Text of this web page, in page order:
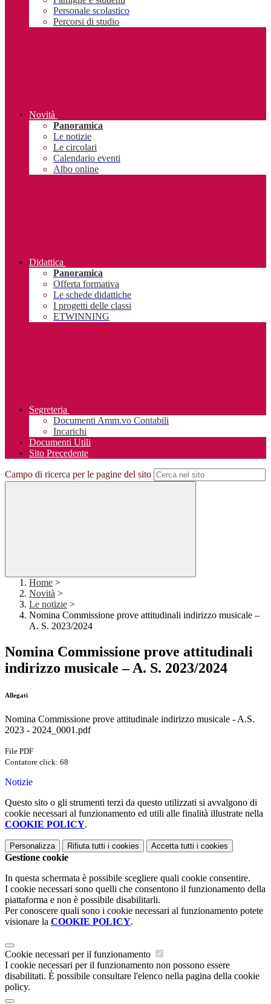
Personale scolastico
Percorsi di studio
Novità
Panoramica
Le notizie
Le circolari
Calendario eventi
Albo online
Didattica
Panoramica
Offerta formativa
Le schede didattiche
I progetti delle classi
ETWINNING
Segreteria
Documenti Amm.vo Contabili
Incarichi
Documenti Utili
Sito Precedente
Campo di ricerca per le pagine del sito
Home >
Novità >
Le notizie >
Nomina Commissione prove attitudinali indirizzo musicale –
A. S. 2023/2024
Nomina Commissione prove attitudinali
indirizzo musicale – A. S. 2023/2024
Allegati
Nomina Commissione prove attitudinale indirizzo musicale - A.S.
2023 - 2024_0001.pdf
File PDF
Contatore click: 68
Notizie
Questo sito o gli strumenti terzi da questo utilizzati si avvalgono di
cookie necessari al funzionamento ed utili alle finalità illustrate nella
COOKIE POLICY.
Personalizza Rifiuta tutti i cookies Accetta tutti i cookies
Gestione cookie
In questa schermata è possibile scegliere quali cookie consentire.
I cookie necessari sono quelli che consentono il funzionamento della
piattaforma e non è possibile disabilitarli.
Per conoscere quali sono i cookie necessari al funzionamento potete
visionare la COOKIE POLICY.
Cookie necessari per il funzionamento
I cookie necessari per il funzionamento non possono essere
disabilitati. È possibile consultare l'elenco nella pagina della cookie
policy.